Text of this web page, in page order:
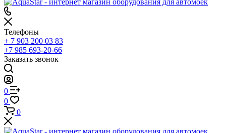
Телефоны
+ 7 903 200 03 83
+7 985 693-20-66
Заказать звонок
0
0
0